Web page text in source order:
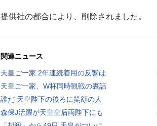
提供社の都合により、削除されました。
関連ニュース
天皇ご一家 2年連続着用の反響は
天皇ご一家、W杯同時観戦の裏話
誰だ 天皇陛下の後ろに笑顔の人
森保J活躍が天皇皇后両陛下にも